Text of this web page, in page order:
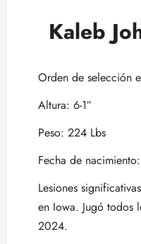
Kaleb
Orden de selección
Altura: 6-1″
Peso: 224 Lbs
Fecha de
Lesiones
en Iowa. Jugó todos
2024.